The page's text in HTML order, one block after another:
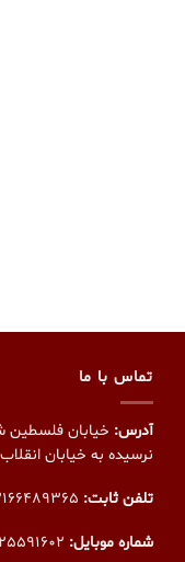
تماس با ما
آدرس: خیابان فلسطین
نرسیده به خیابان انقلاب
تلفن ثابت:
شماره موبایل: